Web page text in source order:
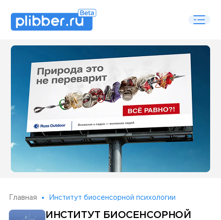
Some SEO Title
Главная Институт биосенсорной психологии
ИНСТИТУТ БИОСЕНСОРНОЙ